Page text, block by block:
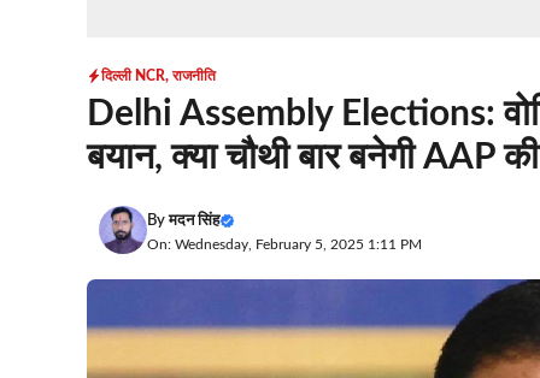
दिल्ली NCR,राजनीति
Delhi Assembly Elections:
बयान, क्या चौथी बार बनेगी AAP
Byमदन सिंह
On: Wednesday, February 5, 2025 1:11 PM